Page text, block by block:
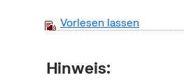
Vorlesen lassen
Hinweis: